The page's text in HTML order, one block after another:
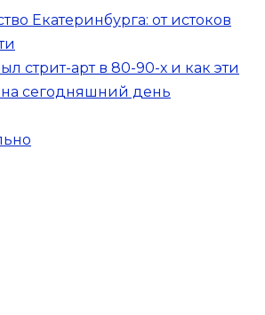
Екатеринбурга: от истоков
стрит-арт в 80-90-х и как эти
сегодняшний день